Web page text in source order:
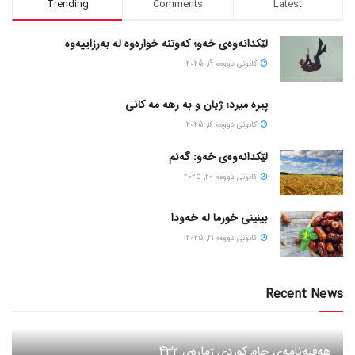
Trending Comments Latest
لێکدانەوەی خەو؛ کەوتنە خوارەوە لە بەرزاییەوە
كانونی دووه‌م 19, 2025
پیره میرد؛ ژیان و به رهه مه کانی
كانونی دووه‌م 16, 2025
لێکدانەوەی خەو: گەنم
كانونی دووه‌م 20, 2025
بینینی خورما لە خەودا
كانونی دووه‌م 21, 2025
Recent News